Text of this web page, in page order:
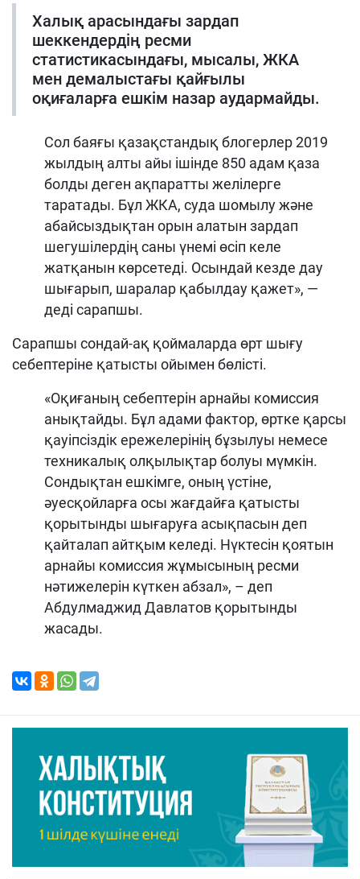
Халық арасындағы зардап
шеккендердің ресми
статистикасындағы, мысалы, ЖКА
мен демалыстағы қайғылы
оқиғаларға ешкім назар аудармайды.
Сол баяғы қазақстандық блогерлер 2019
жылдың алты айы ішінде 850 адам қаза
болды деген ақпаратты желілерге
таратады. Бұл ЖКА, суда шомылу және
абайсыздықтан орын алатын зардап
шегушілердің саны үнемі өсіп келе
жатқанын көрсетеді. Осындай кезде дау
шығарып, шаралар қабылдау қажет», —
деді сарапшы.
Сарапшы сондай-ақ қоймаларда өрт шығу
себептеріне қатысты ойымен бөлісті.
«Оқиғаның себептерін арнайы комиссия
анықтайды. Бұл адами фактор, өртке қарсы
қауіпсіздік ережелерінің бұзылуы немесе
техникалық олқылықтар болуы мүмкін.
Сондықтан ешкімге, оның үстіне,
әуесқойларға осы жағдайға қатысты
қорытынды шығаруға асықпасын деп
қайталап айтқым келеді. Нүктесін қоятын
арнайы комиссия жұмысының ресми
нәтижелерін күткен абзал», – деп
Абдулмаджид Давлатов қорытынды
жасады.